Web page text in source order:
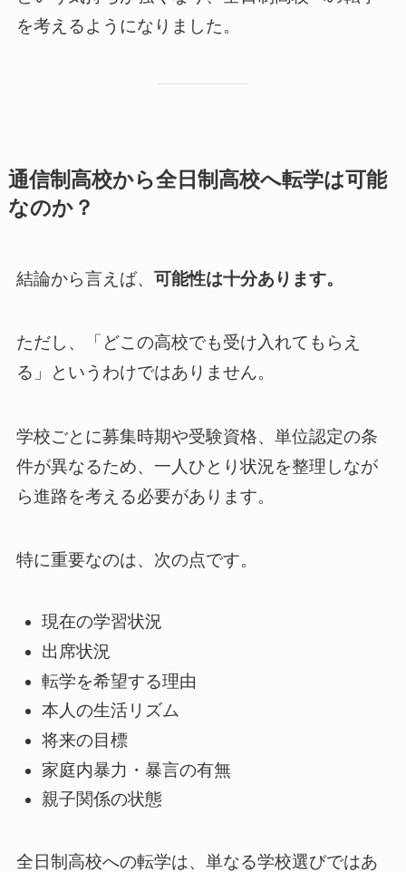
を考えるようになりました。
通信制高校から全日制高校へ転学は可能
なのか？
結論から言えば、 可能性は十分あります。
ただし、「どこの高校でも受け入れてもらえ
る」というわけではありません。
学校ごとに募集時期や受験資格、単位認定の条
件が異なるため、一人ひとり状況を整理しなが
ら進路を考える必要があります。
特に重要なのは、次の点です。
現在の学習状況
出席状況
転学を希望する理由
本人の生活リズム
将来の目標
家庭内暴力・暴言の有無
親子関係の状態
全日制高校への転学は、単なる学校選びではあ